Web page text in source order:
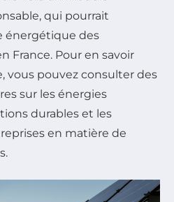
qui pourrait
énergétique des
France. Pour en savoir
vous pouvez consulter des
sur les énergies
durables et les
en matière de